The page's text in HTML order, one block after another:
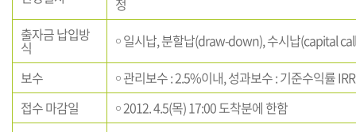
출자금 납입방
식
￮ 일시납, 분할납(draw-down), 수시납(capital
보수
￮ 관리보수 : 2.5%이내, 성과보수 : 기준수익률
접수 마감일
￮ 2012. 4.5(목) 17:00 도착분에 한함